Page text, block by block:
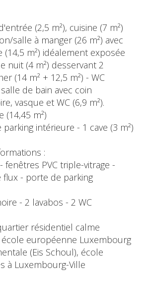
(2,5 m²), cuisine (7 m²)
salle à manger (26 m²) avec
(14,5 m²) idéalement exposée
nuit (4 m²) desservant 2
(14 m² + 12,5 m²) - WC
de bain avec coin
vasque et WC (6,9 m²).
(14,45 m²)
intérieure - 1 cave (3 m²)
:
fenêtres PVC triple-vitrage -
- porte de parking
- 2 lavabos - 2 WC
résidentiel calme
école européenne Luxembourg
(Eis Schoul), école
à Luxembourg-Ville